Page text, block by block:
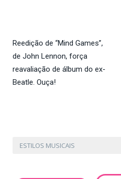
Reedição de “Mind Games”,
de John Lennon, força
reavaliação de álbum do ex-
Beatle. Ouça!
ESTILOS MUSICAIS